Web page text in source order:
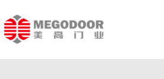
至
内
容